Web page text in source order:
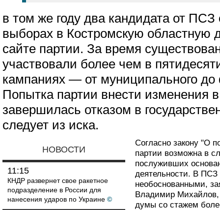
в том же году два кандидата от
выборах в Костромскую областную
сайте партии. За время
участвовали более чем в
кампаниях — от муниципального до
Попытка партии внести изменения
завершилась отказом в
следует из иска.
НОВОСТИ
11:15
КНДР развернет свое ракетное
подразделение в России для
нанесения ударов по Украине ©
Согласно закону "О
партии возможна в
послуживших
деятельности. В
необоснованными,
Владимир Михайлов,
думы со стажем